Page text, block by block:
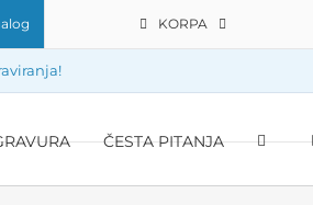
KORPA
ČESTA PITANJA